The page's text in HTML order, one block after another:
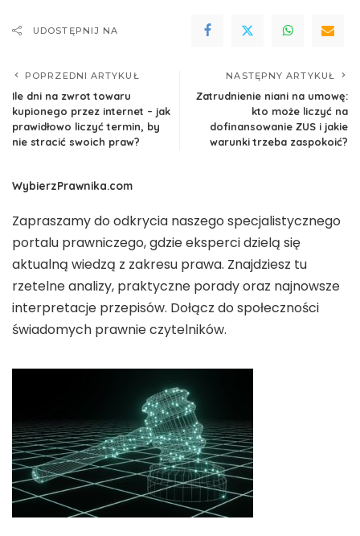
UDOSTĘPNIJ NA
POPRZEDNI ARTYKUŁ
Ile dni na zwrot towaru
kupionego przez internet – jak
prawidłowo liczyć termin, by
nie stracić swoich praw?
NASTĘPNY ARTYKUŁ
Zatrudnienie niani na umowę:
kto może liczyć na
dofinansowanie ZUS i jakie
warunki trzeba zaspokoić?
WybierzPrawnika.com
Zapraszamy do odkrycia naszego specjalistycznego
portalu prawniczego, gdzie eksperci dzielą się
aktualną wiedzą z zakresu prawa. Znajdziesz tu
rzetelne analizy, praktyczne porady oraz najnowsze
interpretacje przepisów. Dołącz do społeczności
świadomych prawnie czytelników.